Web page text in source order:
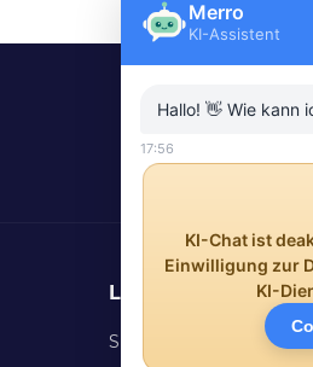
Leistungen
SEO